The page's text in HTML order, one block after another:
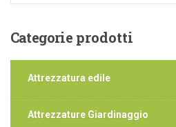
Categorieprodotti
Attrezzatura edile
Attrezzature Giardinaggio